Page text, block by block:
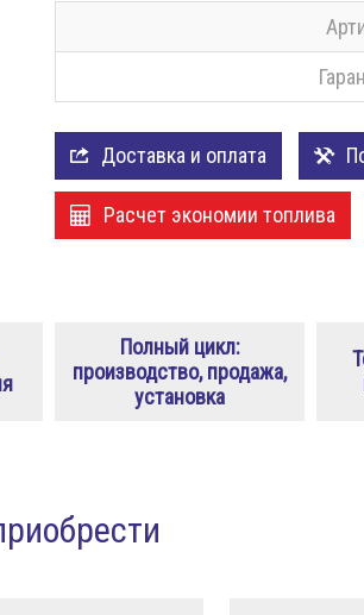
Доставка и оплата
Расчет экономии топлива
Полный цикл:
производство, продажа,
установка